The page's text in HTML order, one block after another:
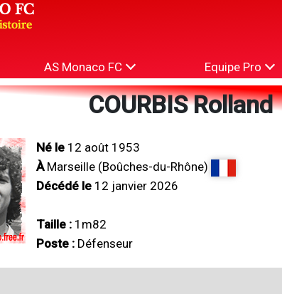
AS Monaco FC Equipe Pro
COURBIS Rolland
Né le 12 août 1953
ÀMarseille (Boûches-du-Rhône)
Décédé le 12 janvier 2026
Taille : 1m82
Poste : Défenseur